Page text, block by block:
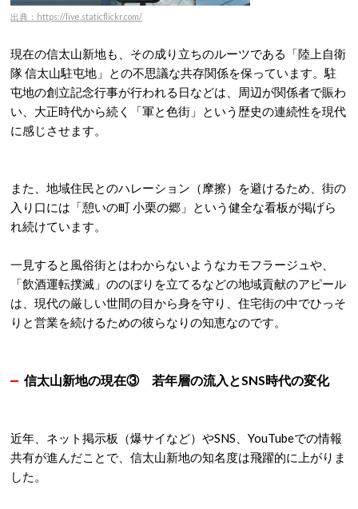
出典：https://live.staticflickr.com/
現在の信太山新地も、その成り立ちのルーツである「陸上自衛
隊 信太山駐屯地」との不思議な共存関係を保っています。駐
屯地の創立記念行事が行われる日などは、周辺が関係者で賑わ
い、大正時代から続く「軍と色街」という歴史の連続性を現代
に感じさせます。
また、地域住民とのハレーション（摩擦）を避けるため、街の
入り口には「憩いの町 小栗の郷」という健全な看板が掲げら
れ続けています。
一見すると風俗街とはわからないようなカモフラージュや、
「飲酒運転撲滅」ののぼりを立てるなどの地域貢献のアピール
は、現代の厳しい世間の目から身を守り、住宅街の中でひっそ
りと営業を続けるための彼らなりの知恵なのです。
信太山新地の現在③ 若年層の流入とSNS時代の変化
近年、ネット掲示板（爆サイなど）やSNS、YouTubeでの情報
共有が進んだことで、信太山新地の知名度は飛躍的に上がりま
した 。